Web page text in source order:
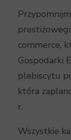
commerce,
Gospodarki
plebiscytu
która
r.
Wszystkie